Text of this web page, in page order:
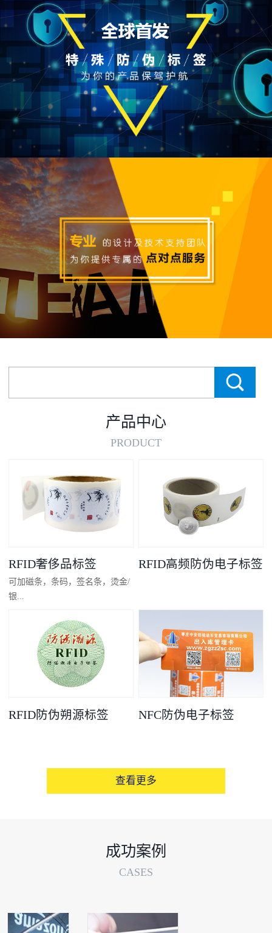
产品中心
PRODUCT
RFID奢侈品标签
可加磁条，条码，签名条，烫金/
银...
凸码，金/银底
RFID高频防伪电子标签
RFID防伪朔源标签 NFC防伪电子标签
查看更多
成功案例
CASES